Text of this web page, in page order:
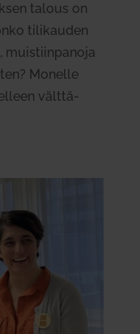
talous on
tili­kauden
muis­tiin­panoja
Monelle
vält­tä­